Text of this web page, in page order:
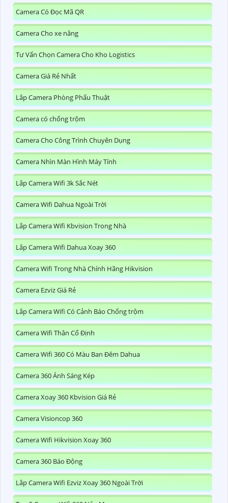
Camera Có Đọc Mã QR
Camera Cho xe nâng
Tư Vấn Chọn Camera Cho Kho Logistics
Camera Giá Rẻ Nhất
Lắp Camera Phòng Phẩu Thuật
Camera có chống trộm
Camera Cho Công Trình Chuyên Dụng
Camera Nhìn Màn Hình Máy Tính
Lắp Camera Wifi 3k Sắc Nét
Camera Wifi Dahua Ngoài Trời
Lắp Camera Wifi Kbvision Trong Nhà
Lắp Camera Wifi Dahua Xoay 360
Camera Wifi Trong Nhà Chính Hãng Hikvision
Camera Ezviz Giá Rẻ
Lắp Camera Wifi Có Cảnh Báo Chống trộm
Camera Wifi Thân Cố Định
Camera Wifi 360 Có Màu Ban Đêm Dahua
Camera 360 Ánh Sáng Kép
Camera Xoay 360 Kbvision Giá Rẻ
Camera Visioncop 360
Camera Wifi Hikvision Xoay 360
Camera 360 Báo Động
Lắp Camera Wifi Ezviz Xoay 360 Ngoài Trời